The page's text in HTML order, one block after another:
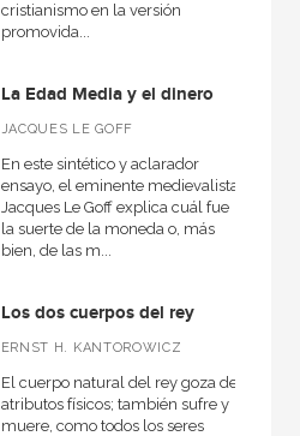
cristianismo en la versión
promovida...
La Edad Media y el dinero
JACQUES LE GOFF
En este sintético y aclarador
ensayo, el eminente medievalista
Jacques Le Goff explica cuál fue
la suerte de la moneda o, más
bien, de las m...
Los dos cuerpos del rey
ERNST H. KANTOROWICZ
El cuerpo natural del rey goza de
atributos físicos; también sufre y
muere, como todos los seres